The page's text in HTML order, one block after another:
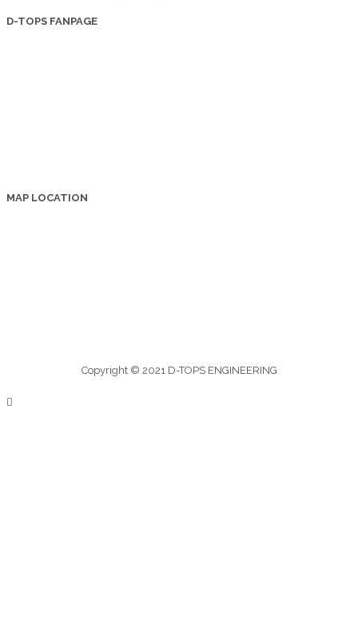
D-TOPS FANPAGE
MAP LOCATION
Copyright © 2021 D-TOPS ENGINEERING